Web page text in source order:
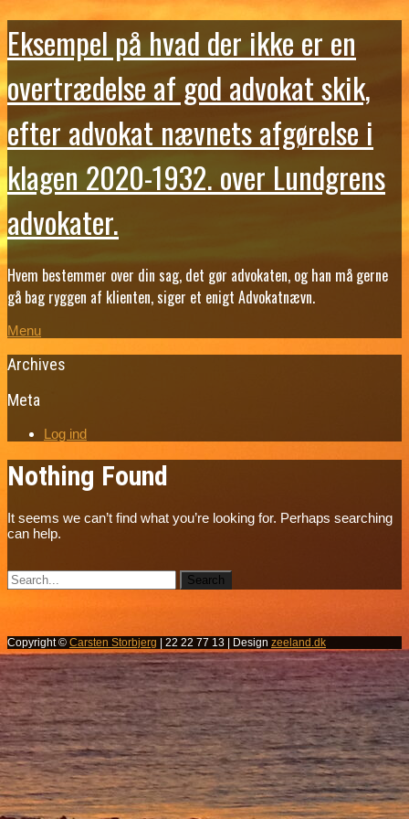
Eksempel på hvad der ikke er en
overtrædelse af god advokat skik,
efter advokat nævnets afgørelse i
klagen 2020-1932. over Lundgrens
advokater.
Hvem bestemmer over din sag, det gør advokaten, og han må gerne
gå bag ryggen af klienten, siger et enigt Advokatnævn.
Menu
Archives
Meta
Log ind
Nothing Found
It seems we can’t find what you’re looking for. Perhaps searching
can help.
Copyright © Carsten Storbjerg | 22 22 77 13 | Design zeeland.dk